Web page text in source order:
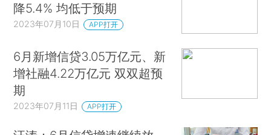
降5.4% 均低于预期
2023年07月10日 APP打开
6月新增信贷3.05万亿元、新
增社融4.22万亿元 双双超预
期
2023年07月11日 APP打开